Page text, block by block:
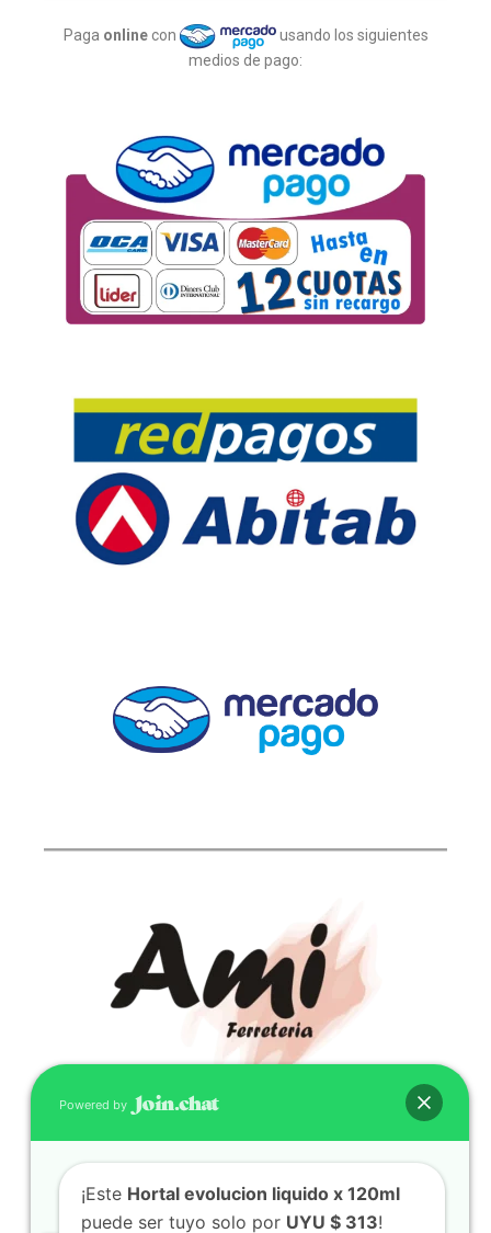
Paga online con
usando los siguientes
medios de pago:
CONTACTO
(598) 099 466 212
correo@ferreami.com.uy
Powered by
¡Este Hortal evolucion liquido x 120ml
puede ser tuyo solo por UYU $ 313!